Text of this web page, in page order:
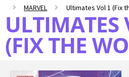
MARVEL
Ultimates Vol 1 (Fix
ULTIMATES
(FIX THE